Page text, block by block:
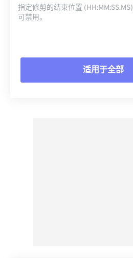
指定修剪的结束位置
可禁用。
适用于全部